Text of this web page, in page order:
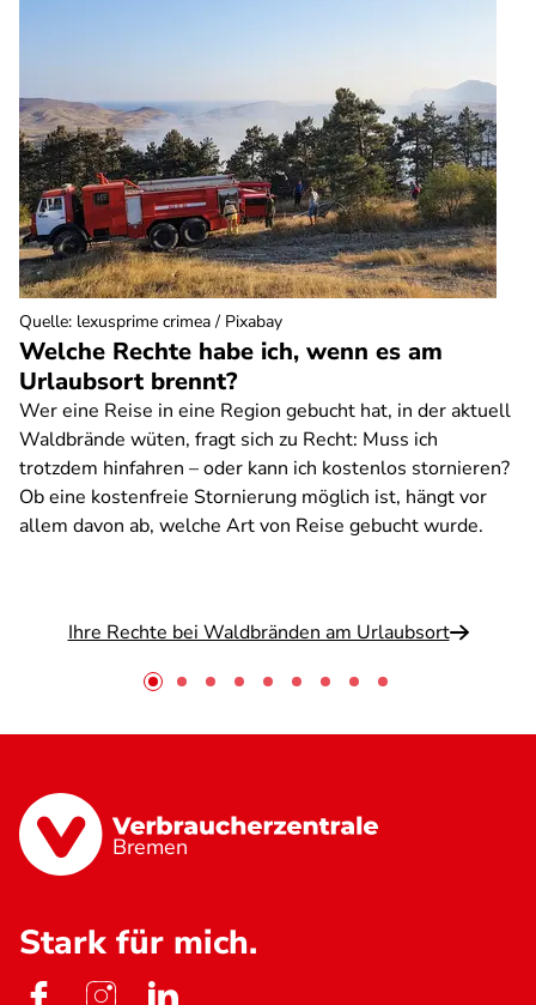
Welche Rechte habe ich, wenn es am
Urlaubsort brennt?
Wer eine Reise in eine Region gebucht hat, in der aktuell
Waldbrände wüten, fragt sich zu Recht: Muss ich
trotzdem hinfahren – oder kann ich kostenlos stornieren?
Ob eine kostenfreie Stornierung möglich ist, hängt vor
allem davon ab, welche Art von Reise gebucht wurde.
Ihre Rechte bei Waldbränden am Urlaubsort
Quelle: lexusprime crimea / Pixabay
Bremen
Stark für mich.